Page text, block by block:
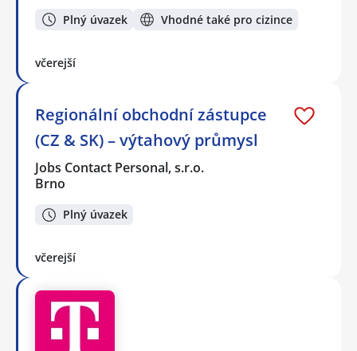
Plný úvazek Vhodné také pro cizince
včerejší
Regionální obchodní zástupce
(CZ & SK) – výtahový průmysl
Jobs Contact Personal, s.r.o.
Brno
Plný úvazek
včerejší